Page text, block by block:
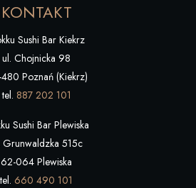
KONTAKT
Sushi Bar Kiekrz
ul. Chojnicka 98
Poznań (Kiekrz)
tel. 887 202 101
Sushi Bar Plewiska
Grunwaldzka 515c
62-064 Plewiska
tel. 660 490 101